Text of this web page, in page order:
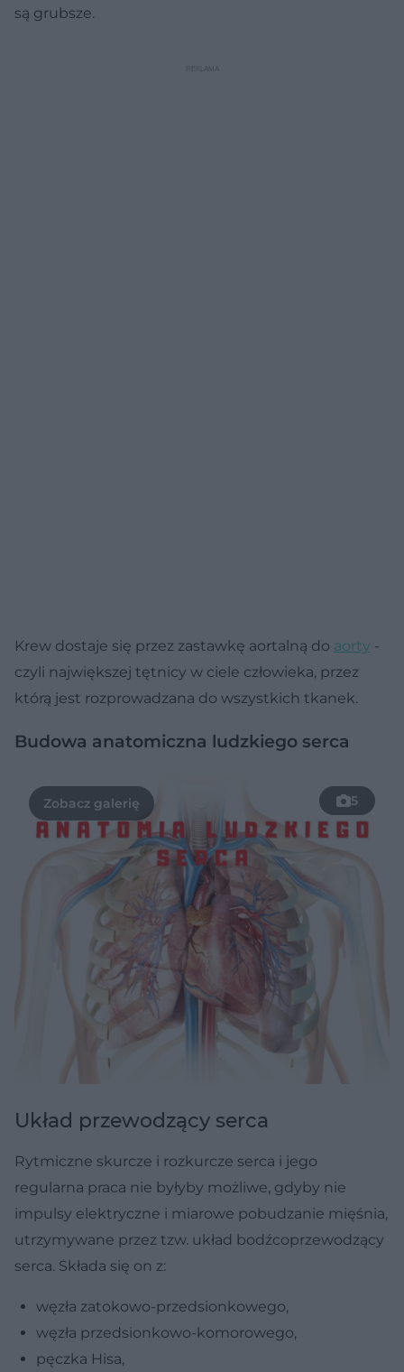
są grubsze.
Krew dostaje się przez zastawkę aortalną do aorty -
czyli największej tętnicy w ciele człowieka, przez
którą jest rozprowadzana do wszystkich tkanek.
Budowa anatomiczna ludzkiego serca
5
Układ przewodzący serca
Rytmiczne skurcze i rozkurcze serca i jego
regularna praca nie byłyby możliwe, gdyby nie
impulsy elektryczne i miarowe pobudzanie mięśnia,
utrzymywane przez tzw. układ bodźcoprzewodzący
serca. Składa się on z:
węzła zatokowo-przedsionkowego,
węzła przedsionkowo-komorowego,
pęczka Hisa,